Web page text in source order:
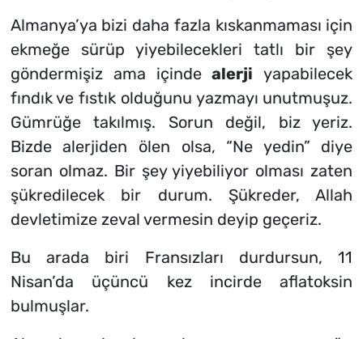
Almanya’ya bizi daha fazla kıskanmaması için
ekmeğe sürüp yiyebilecekleri tatlı bir şey
göndermişiz ama içindealerji yapabilecek
fındık ve fıstık olduğunu yazmayı unutmuşuz.
Gümrüğe takılmış. Sorun değil, biz yeriz.
Bizde alerjiden ölen olsa, “Ne yedin” diye
soran olmaz. Bir şey yiyebiliyor olması zaten
şükredilecek bir durum. Şükreder, Allah
devletimize zeval vermesin deyip geçeriz.
Bu arada biri Fransızları durdursun, 11
Nisan’da üçüncü kez incirde aflatoksin
bulmuşlar.